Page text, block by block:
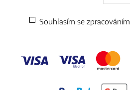
Souhlasím se zpracováním